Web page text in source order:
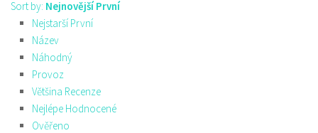
Sort by: Nejnovější První
Nejstarší První
Název
Náhodný
Provoz
Většina Recenze
Nejlépe Hodnocené
Ověřeno